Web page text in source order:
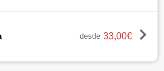
desde 33,00€